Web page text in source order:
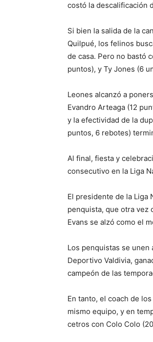
costó la descalificación
Si bien la salida de la
Quilpué, los felinos
de casa. Pero no bastó
puntos), y Ty Jones (6
Leones alcanzó a
Evandro Arteaga (12
y la efectividad de la
puntos, 6 rebotes)
Al final, fiesta y
consecutivo en la Liga
El presidente de la Liga
penquista, que otra vez
Evans se alzó como el
Los penquistas se
Deportivo Valdivia,
campeón de las
En tanto, el coach de
mismo equipo, y en
cetros con Colo Colo